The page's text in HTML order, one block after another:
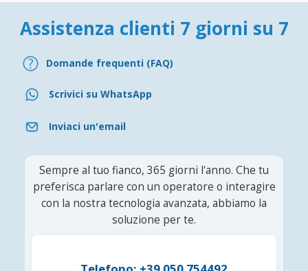
Assistenza clienti 7 giorni su 7
Domande frequenti (FAQ)
Scrivici su WhatsApp
Inviaci un'email
Sempre al tuo fianco, 365 giorni l'anno. Che tu
preferisca parlare con un operatore o interagire
con la nostra tecnologia avanzata, abbiamo la
soluzione per te.